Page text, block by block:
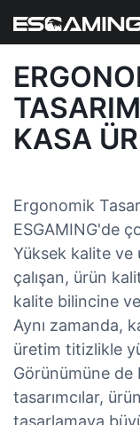
KASA
Ergonomik
ESGAMING'de
Yüksek kalite ve
çalışan, ürün
kalite bilincine
Aynı zamanda,
üretim titizlikle
Görünümüne
tasarımcılar,
tasarlamaya